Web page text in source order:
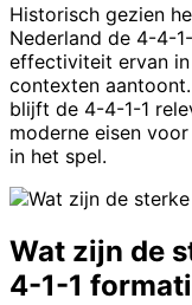
Historisch gezien
Nederland de 4-4-
effectiviteit ervan
contexten
blijft de 4-4-1-1
moderne eisen
in het spel.
Wat zijn de
4-1-1